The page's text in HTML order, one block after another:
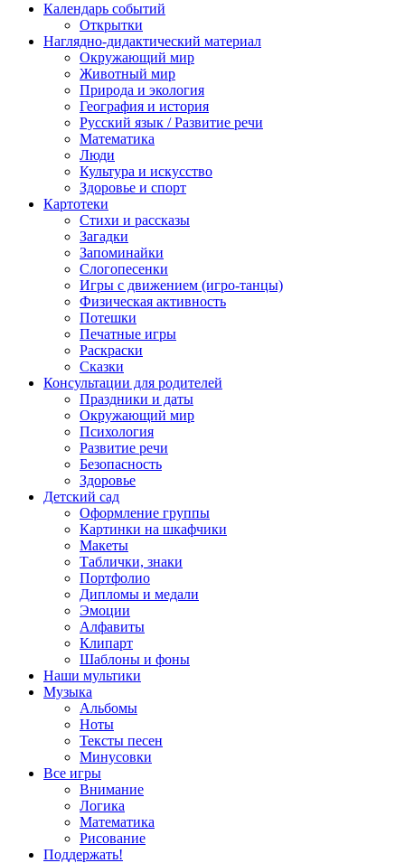
Календарь событий
Открытки
Наглядно-дидактический материал
Окружающий мир
Животный мир
Природа и экология
География и история
Русский язык / Развитие речи
Математика
Люди
Культура и искусство
Здоровье и спорт
Картотеки
Стихи и рассказы
Загадки
Запоминайки
Слогопесенки
Игры с движением (игро-танцы)
Физическая активность
Потешки
Печатные игры
Раскраски
Сказки
Консультации для родителей
Праздники и даты
Окружающий мир
Психология
Развитие речи
Безопасность
Здоровье
Детский сад
Оформление группы
Картинки на шкафчики
Макеты
Таблички, знаки
Портфолио
Дипломы и медали
Эмоции
Алфавиты
Клипарт
Шаблоны и фоны
Наши мультики
Музыка
Альбомы
Ноты
Тексты песен
Минусовки
Все игры
Внимание
Логика
Математика
Рисование
Поддержать!